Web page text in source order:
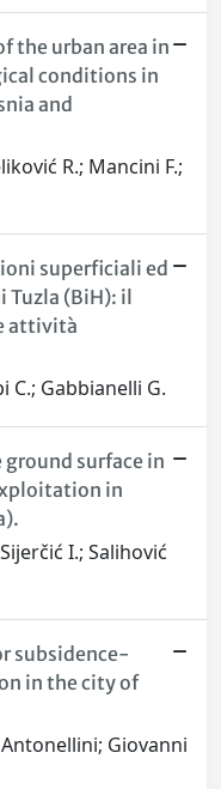
the urban area in
conditions in
and
R.; Mancini F.;
superficiali ed
(BiH): il
attività
C.; Gabbianelli G.
surface in
in
I.; Salihović
subsidence-
in the city of
Giovanni